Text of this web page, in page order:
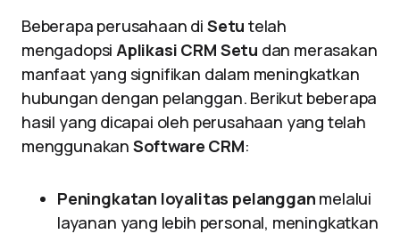
Beberapa perusahaan di Setu telah
mengadopsiAplikasi CRM Setu dan merasakan
manfaat yang signifikan dalam meningkatkan
hubungan dengan pelanggan. Berikut beberapa
hasil yang dicapai oleh perusahaan yang telah
menggunakan Software CRM:
Peningkatan loyalitas pelanggan melalui
layanan yang lebih personal, meningkatkan